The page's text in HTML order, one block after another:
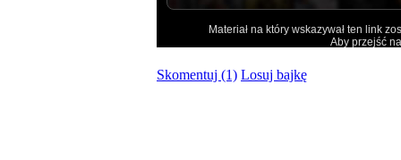
Skomentuj (1) Losuj bajkę